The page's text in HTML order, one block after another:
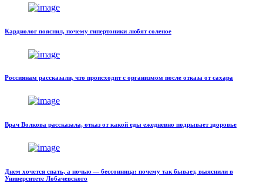
Кардиолог пояснил, почему гипертоники любят соленое
Россиянам рассказали, что происходит с организмом после отказа от сахара
Врач Волкова рассказала, отказ от какой еды ежедневно подрывает здоровье
Днем хочется спать, а ночью — бессонница: почему так бывает, выяснили в
Университете Лобачевского